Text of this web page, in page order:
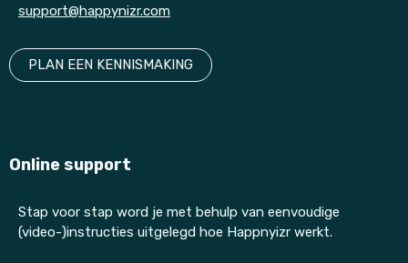
support@happynizr.com
PLAN EEN KENNISMAKING
Online support
Stap voor stap word je met behulp van eenvoudige
(video-)instructies uitgelegd hoe Happnyizr werkt.